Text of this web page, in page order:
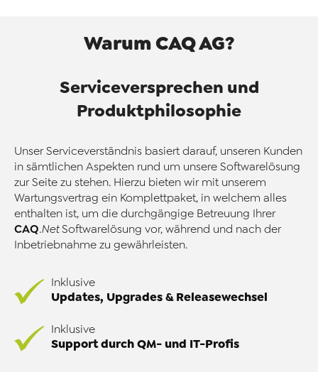
Warum CAQ AG?
Serviceversprechen und
Produktphilosophie
Unser Serviceverständnis basiert darauf, unseren Kunden
in sämtlichen Aspekten rund um unsere Softwarelösung
zur Seite zu stehen. Hierzu bieten wir mit unserem
Wartungsvertrag ein Komplettpaket, in welchem alles
enthalten ist, um die durchgängige Betreuung Ihrer
CAQ.NetSoftwarelösung vor, während und nach der
Inbetriebnahme zu gewährleisten.
Inklusive
Updates, Upgrades & Releasewechsel
Inklusive
Support durch QM- und IT-Profis